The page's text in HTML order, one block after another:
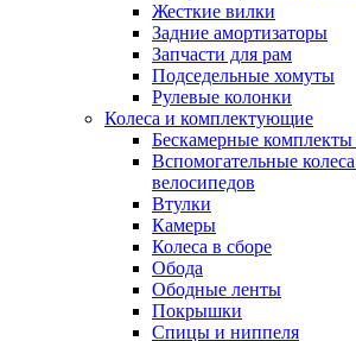
Жесткие вилки
Задние амортизаторы
Запчасти для рам
Подседельные хомуты
Рулевые колонки
Колеса и комплектующие
Бескамерные комплекты
Вспомогательные
велосипедов
Втулки
Камеры
Колеса в сборе
Обода
Ободные ленты
Покрышки
Спицы и ниппеля